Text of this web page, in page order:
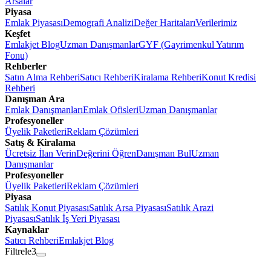
Piyasa
Emlak PiyasasıDemografi AnaliziDeğer HaritalarıVerilerimiz
Keşfet
Emlakjet BlogUzman DanışmanlarGYF (Gayrimenkul Yatırım
Fonu)
Rehberler
Satın Alma RehberiSatıcı RehberiKiralama RehberiKonut Kredisi
Rehberi
Danışman Ara
Emlak DanışmanlarıEmlak OfisleriUzman Danışmanlar
Profesyoneller
Üyelik PaketleriReklam Çözümleri
Satış & Kiralama
Ücretsiz İlan VerinDeğerini ÖğrenDanışman BulUzman
Danışmanlar
Profesyoneller
Üyelik PaketleriReklam Çözümleri
Piyasa
Satılık Konut PiyasasıSatılık Arsa PiyasasıSatılık Arazi
PiyasasıSatılık İş Yeri Piyasası
Kaynaklar
Satıcı RehberiEmlakjet Blog
Filtrele3